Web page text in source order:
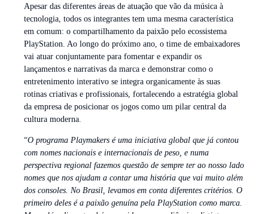
Apesar das diferentes áreas de atuação que vão da música à
tecnologia, todos os integrantes tem uma mesma característica
em comum: o compartilhamento da paixão pelo ecossistema
PlayStation. Ao longo do próximo ano, o time de embaixadores
vai atuar conjuntamente para fomentar e expandir os
lançamentos e narrativas da marca e demonstrar como o
entretenimento interativo se integra organicamente às suas
rotinas criativas e profissionais, fortalecendo a estratégia global
da empresa de posicionar os jogos como um pilar central da
cultura moderna.
“O programa Playmakers é uma iniciativa global que já contou
com nomes nacionais e internacionais de peso, e numa
perspectiva regional fazemos questão de sempre ter ao nosso lado
nomes que nos ajudam a contar uma história que vai muito além
dos consoles. No Brasil, levamos em conta diferentes critérios. O
primeiro deles é a paixão genuína pela PlayStation como marca.